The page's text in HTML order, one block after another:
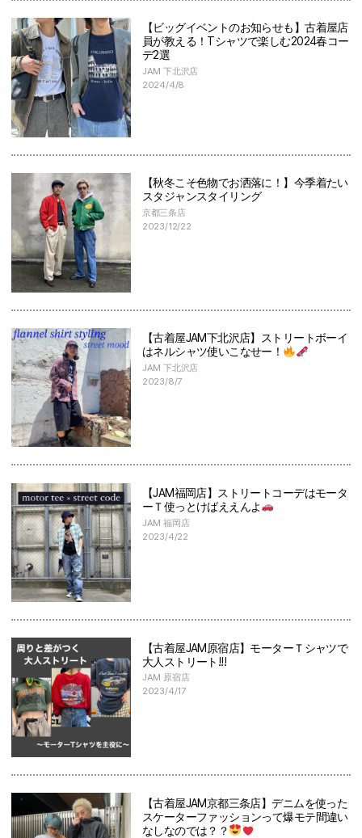
【ビッグイベントのお知らせも】古着屋店
員が教える！Tシャツで楽しむ2024春コー
デ2選
JAM 下北沢店
2024/4/8
【秋冬こそ色物でお洒落に！】今季着たい
スタジャンスタイリング
京都三条店
2023/12/22
【古着屋JAM下北沢店】ストリートボーイ
はネルシャツ使いこなせー！
JAM 下北沢店
2023/8/7
【JAM福岡店】ストリートコーデはモータ
ーＴ使っとけばええんよ
JAM 福岡店
2023/4/22
【古着屋JAM原宿店】モーターＴシャツで
大人ストリート!!!
JAM 原宿店
2023/4/17
【古着屋JAM京都三条店】デニムを使った
スケーターファッションって爆モテ間違い
なしなのでは？？